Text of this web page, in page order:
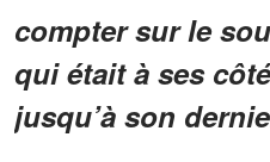
compter sur le
qui était à ses
jusqu’à son